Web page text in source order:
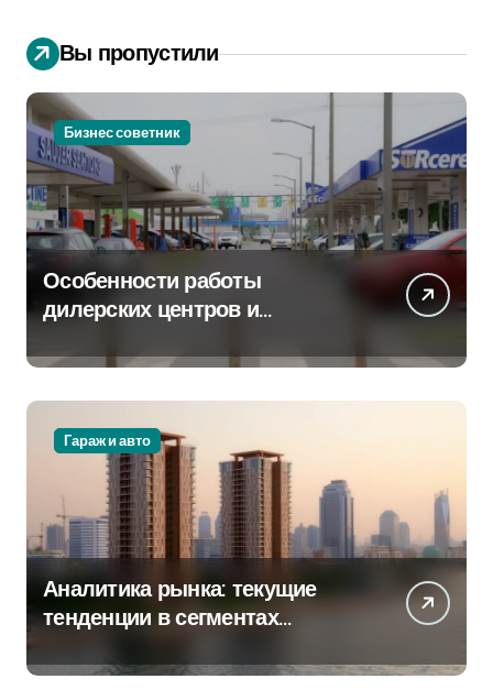
Вы пропустили
Бизнес советник
Особенности работы
дилерских центров и
крупных проспектах
Гараж и авто
Аналитика рынка: текущие
тенденции в сегментах